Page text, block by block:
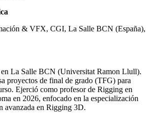
& VFX, CGI, La Salle BCN (España),
La Salle BCN (Universitat Ramon Llull).
proyectos de final de grado (TFG) para
Ejerció como profesor de Rigging en
en 2026, enfocado en la especialización
avanzada en Rigging 3D.